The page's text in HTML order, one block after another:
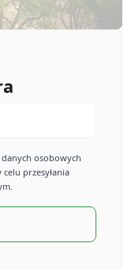
osobowych
przesyłania